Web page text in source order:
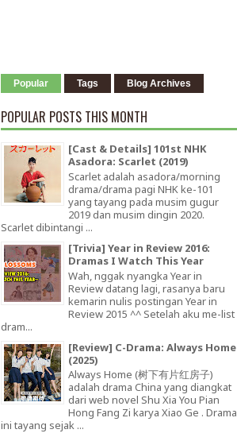
Popular Tags Blog Archives
POPULAR POSTS THIS MONTH
[Cast & Details] 101st NHK
Asadora: Scarlet (2019)
Scarlet adalah asadora/morning
drama/drama pagi NHK ke-101
yang tayang pada musim gugur
2019 dan musim dingin 2020.
Scarlet dibintangi ...
[Trivia] Year in Review 2016:
Dramas I Watch This Year
Wah, nggak nyangka Year in
Review datang lagi, rasanya baru
kemarin nulis postingan Year in
Review 2015 ^^ Setelah aku me-list
dram...
[Review] C-Drama: Always Home
(2025)
Always Home (树下有片红房子)
adalah drama China yang diangkat
dari web novel Shu Xia You Pian
Hong Fang Zi karya Xiao Ge . Drama
ini tayang sejak ...